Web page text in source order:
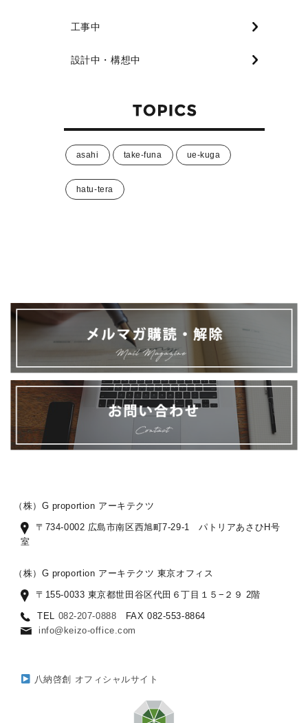
工事中
設計中・構想中
asahi take-funa ue-kuga
hatu-tera
（株）G proportion アーキテクツ
〒734-0002 広島市南区西旭町7-29-1 パトリアあさひH号
室
（株）G proportion アーキテクツ 東京オフィス
〒155-0033 東京都世田谷区代田６丁目１５−２９ 2階
TEL 082-207-0888 FAX 082-553-8864
info@keizo-office.com
八納啓創 オフィシャルサイト